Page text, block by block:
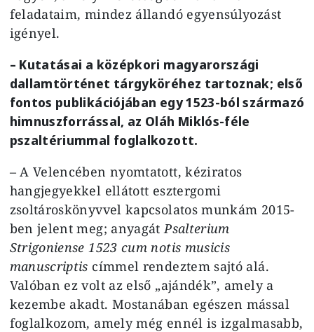
feladataim, mindez állandó egyensúlyozást
igényel.
– Kutatásai a középkori magyarországi
dallamtörténet tárgyköréhez tartoznak; első
fontos publikációjában egy 1523-ból származó
himnuszforrással, az Oláh Miklós-féle
pszaltériummal foglalkozott.
– A Velencében nyomtatott, kéziratos
hangjegyekkel ellátott esztergomi
zsoltároskönyvvel kapcsolatos munkám 2015-
ben jelent meg; anyagát Psalterium
Strigoniense 1523 cum notis musicis
manuscriptis címmel rendeztem sajtó alá.
Valóban ez volt az első „ajándék”, amely a
kezembe akadt. Mostanában egészen mással
foglalkozom, amely még ennél is izgalmasabb,